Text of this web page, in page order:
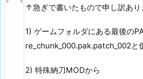
↑急ぎで書いたもので申し訳あり
1) ゲームフォルダにある最後の
re_chunk_000.pak.patch_002と
2) 特殊納刀MODから